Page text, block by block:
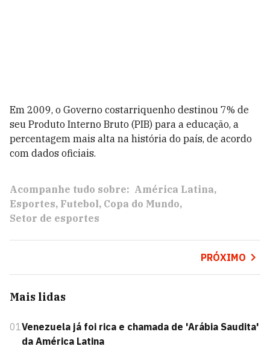
Em 2009, o Governo costarriquenho destinou 7% de
seu Produto Interno Bruto (PIB) para a educação, a
percentagem mais alta na história do país, de acordo
com dados oficiais.
Acompanhe tudo sobre: América Latina
Esportes Futebol Copa do Mundo
Setor de esportes
PRÓXIMO
Mais lidas
01Venezuela já foi rica e chamada de 'Arábia Saudita'
da América Latina